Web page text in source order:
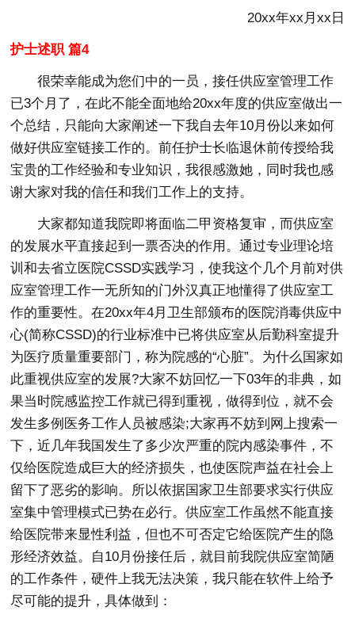
20xx年xx月xx日
护士述职 篇4
很荣幸能成为您们中的一员，接任供应室管理工作
已3个月了，在此不能全面地给20xx年度的供应室做出一
个总结，只能向大家阐述一下我自去年10月份以来如何
做好供应室链接工作的。前任护士长临退休前传授给我
宝贵的工作经验和专业知识，我很感激她，同时我也感
谢大家对我的信任和我们工作上的支持。
大家都知道我院即将面临二甲资格复审，而供应室
的发展水平直接起到一票否决的作用。通过专业理论培
训和去省立医院CSSD实践学习，使我这个几个月前对供
应室管理工作一无所知的门外汉真正地懂得了供应室工
作的重要性。在20xx年4月卫生部颁布的医院消毒供应中
心(简称CSSD)的行业标准中已将供应室从后勤科室提升
为医疗质量重要部门，称为院感的“心脏”。为什么国家如
此重视供应室的发展?大家不妨回忆一下03年的非典，如
果当时院感监控工作就已得到重视，做得到位，就不会
发生多例医务工作人员被感染;大家再不妨到网上搜索一
下，近几年我国发生了多少次严重的院内感染事件，不
仅给医院造成巨大的经济损失，也使医院声益在社会上
留下了恶劣的影响。所以依据国家卫生部要求实行供应
室集中管理模式已势在必行。供应室工作虽然不能直接
给医院带来显性利益，但也不可否定它给医院产生的隐
形经济效益。自10月份接任后，就目前我院供应室简陋
的工作条件，硬件上我无法决策，我只能在软件上给予
尽可能的提升，具体做到：